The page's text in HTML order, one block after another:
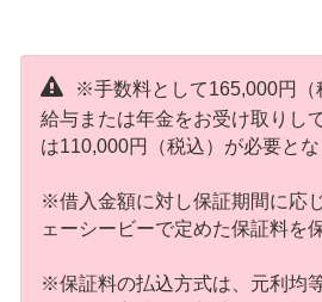
※手数料として165,000円（
給与または年金をお受け取りし
は110,000円（税込）が必要とな
※借入金額に対し保証期間に応
ェーシービーで定めた保証料を
※保証料の払込方式は、元利均